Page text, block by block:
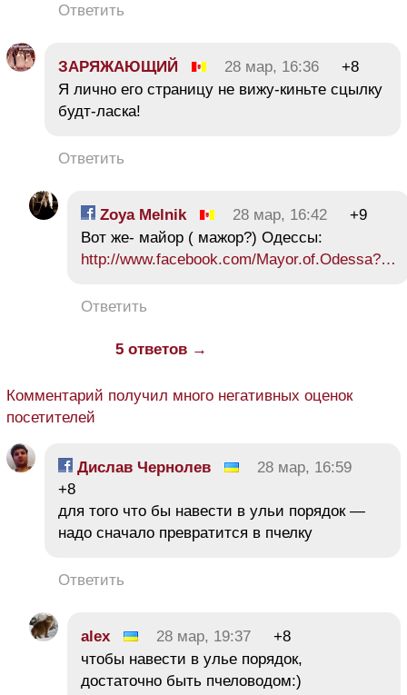
Ответить
ЗАРЯЖАЮЩИЙ 28 мар, 16:36
+8
Я лично его страницу не вижу-киньте сцылку
будт-ласка!
Ответить
Zoya Melnik 28 мар, 16:42
+9
Вот же- майор ( мажор?) Одессы:
http://www.facebook.com/Mayor.of.Odessa?…
Ответить
5 ответов →
Комментарий получил много негативных оценок
посетителей
Дислав Чернолев
28 мар, 16:59
+8
для того что бы навести в ульи порядок —
надо сначало превратится в пчелку
Ответить
alex 28 мар, 19:37
+8
чтобы навести в улье порядок,
достаточно быть пчеловодом:)